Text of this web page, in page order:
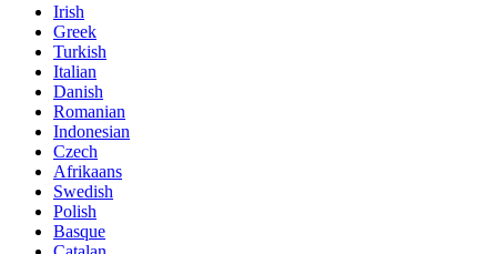
Irish
Greek
Turkish
Italian
Danish
Romanian
Indonesian
Czech
Afrikaans
Swedish
Polish
Basque